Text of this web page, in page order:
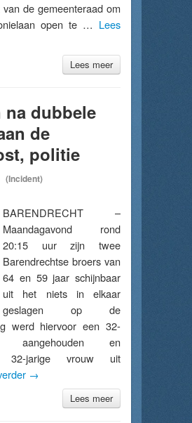
de gemeenteraad om
open te … Lees
Lees meer
dubbele
de
politie
(Incident)
BARENDRECHT –
Maandagavond rond
20:15 uur zijn twee
Barendrechtse broers van
64 en 59 jaar schijnbaar
uit het niets in elkaar
geslagen op de
werd hiervoor een 32-
aangehouden en
32-jarige vrouw uit
→
Lees meer